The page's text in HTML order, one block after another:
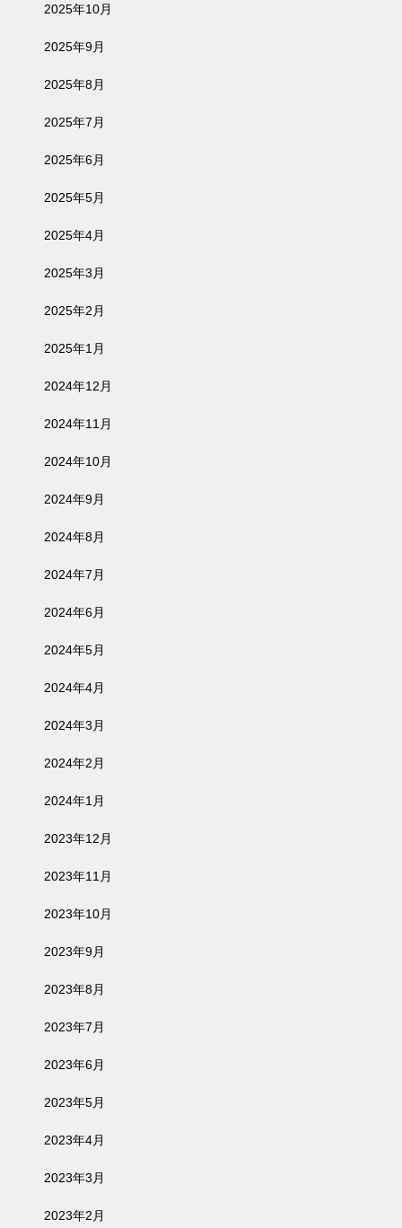
2025年10月
2025年9月
2025年8月
2025年7月
2025年6月
2025年5月
2025年4月
2025年3月
2025年2月
2025年1月
2024年12月
2024年11月
2024年10月
2024年9月
2024年8月
2024年7月
2024年6月
2024年5月
2024年4月
2024年3月
2024年2月
2024年1月
2023年12月
2023年11月
2023年10月
2023年9月
2023年8月
2023年7月
2023年6月
2023年5月
2023年4月
2023年3月
2023年2月